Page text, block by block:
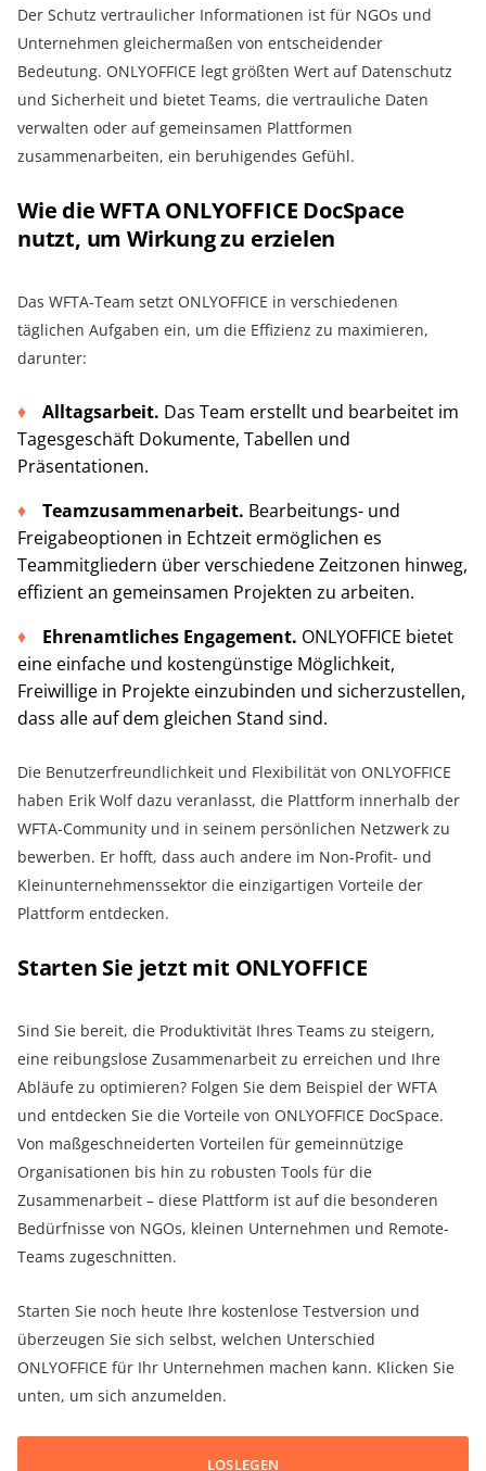
Der Schutz vertraulicher Informationen ist für NGOs und
Unternehmen gleichermaßen von entscheidender
Bedeutung. ONLYOFFICE legt größten Wert auf Datenschutz
und Sicherheit und bietet Teams, die vertrauliche Daten
verwalten oder auf gemeinsamen Plattformen
zusammenarbeiten, ein beruhigendes Gefühl.
Wie die WFTA ONLYOFFICE DocSpace
nutzt, um Wirkung zu erzielen
Das WFTA-Team setzt ONLYOFFICE in verschiedenen
täglichen Aufgaben ein, um die Effizienz zu maximieren,
darunter:
Alltagsarbeit. Das Team erstellt und bearbeitet im
Tagesgeschäft Dokumente, Tabellen und
Präsentationen.
Teamzusammenarbeit. Bearbeitungs- und
Freigabeoptionen in Echtzeit ermöglichen es
Teammitgliedern über verschiedene Zeitzonen hinweg,
effizient an gemeinsamen Projekten zu arbeiten.
Ehrenamtliches Engagement. ONLYOFFICE bietet
eine einfache und kostengünstige Möglichkeit,
Freiwillige in Projekte einzubinden und sicherzustellen,
dass alle auf dem gleichen Stand sind.
Die Benutzerfreundlichkeit und Flexibilität von ONLYOFFICE
haben Erik Wolf dazu veranlasst, die Plattform innerhalb der
WFTA-Community und in seinem persönlichen Netzwerk zu
bewerben. Er hofft, dass auch andere im Non-Profit- und
Kleinunternehmenssektor die einzigartigen Vorteile der
Plattform entdecken.
Starten Sie jetzt mit ONLYOFFICE
Sind Sie bereit, die Produktivität Ihres Teams zu steigern,
eine reibungslose Zusammenarbeit zu erreichen und Ihre
Abläufe zu optimieren? Folgen Sie dem Beispiel der WFTA
und entdecken Sie die Vorteile von ONLYOFFICE DocSpace.
Von maßgeschneiderten Vorteilen für gemeinnützige
Organisationen bis hin zu robusten Tools für die
Zusammenarbeit – diese Plattform ist auf die besonderen
Bedürfnisse von NGOs, kleinen Unternehmen und Remote-
Teams zugeschnitten.
Starten Sie noch heute Ihre kostenlose Testversion und
überzeugen Sie sich selbst, welchen Unterschied
ONLYOFFICE für Ihr Unternehmen machen kann. Klicken Sie
unten, um sich anzumelden.
LOSLEGEN